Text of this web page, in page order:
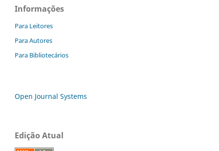
Informações
Para Leitores
Para Autores
Para Bibliotecários
Open Journal Systems
Edição Atual